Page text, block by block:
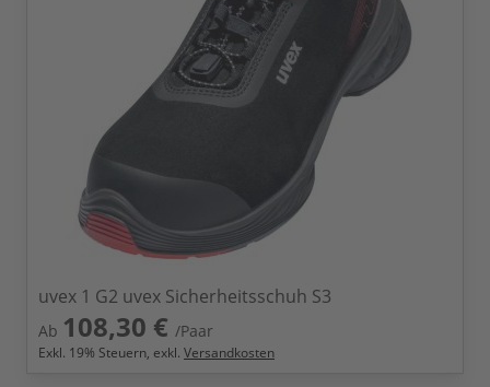
uvex 1 G2 uvex Sicherheitsschuh S3
Ab 108,30 € /Paar
Exkl. 19% Steuern, exkl. Versandkosten